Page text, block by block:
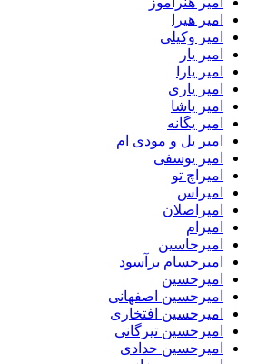
امیر هیرا
امیر وکیلی
امیر یار
امیر یارا
امیر یاری
امیر یاشا
امیر یگانه
امیر یل و مودی ام
امیر یوسفی
امیراچ تو
امیراس
امیراصلان
امیرام
امیرحاسین
امیرحسام برآسود
امیرحسین
امیرحسین اصفهانی
امیرحسین افتخاری
امیرحسین تیرگانی
امیرحسین حدادی